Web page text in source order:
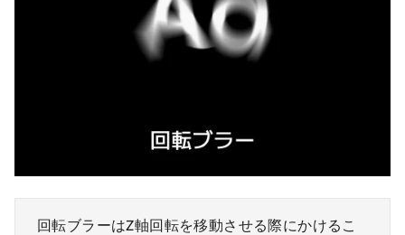
回転ブラーはZ軸回転を移動させる際にかけるこ